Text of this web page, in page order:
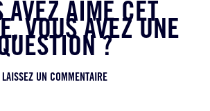
AVEZ AIMÉ CET
VOUS AVEZ UNE
?
LAISSEZ UN COMMENTAIRE